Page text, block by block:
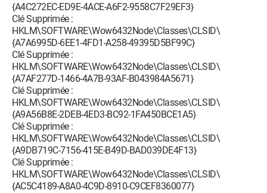
{A4C272EC-ED9E-4ACE-A6F2-9558C7F29EF3}
Clé Supprimée :
HKLM\SOFTWARE\Wow6432Node\Classes\CLSID\
{A7A6995D-6EE1-4FD1-A258-49395D5BF99C}
Clé Supprimée :
HKLM\SOFTWARE\Wow6432Node\Classes\CLSID\
{A7AF277D-1466-4A7B-93AF-B043984A5671}
Clé Supprimée :
HKLM\SOFTWARE\Wow6432Node\Classes\CLSID\
{A9A56B8E-2DEB-4ED3-BC92-1FA450BCE1A5}
Clé Supprimée :
HKLM\SOFTWARE\Wow6432Node\Classes\CLSID\
{A9DB719C-7156-415E-B49D-BAD039DE4F13}
Clé Supprimée :
HKLM\SOFTWARE\Wow6432Node\Classes\CLSID\
{AC5C4189-A8A0-4C9D-8910-C9CEF8360077}